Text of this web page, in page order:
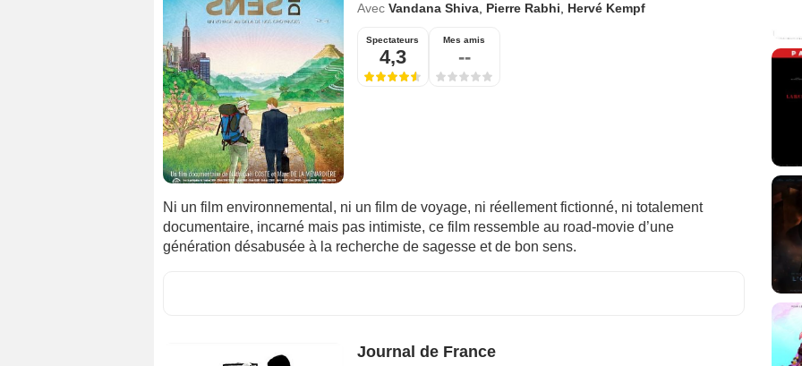
Avec Vandana Shiva, Pierre Rabhi Hervé Kempf
Spectateurs
4,3
Mes amis
--
Ni un film environnemental, ni un film de voyage, ni réellement fictionné, ni totalement
documentaire, incarné mais pas intimiste, ce film ressemble au road-movie d’une
génération désabusée à la recherche de sagesse et de bon sens.
Journal de France